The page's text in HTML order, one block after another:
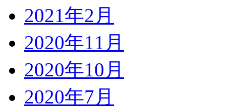
2021年2月
2020年11月
2020年10月
2020年7月